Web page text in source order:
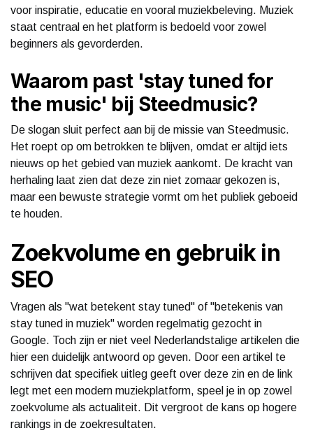
voor inspiratie, educatie en vooral muziekbeleving. Muziek
staat centraal en het platform is bedoeld voor zowel
beginners als gevorderden.
Waarom past 'stay tuned for
the music' bij Steedmusic?
De slogan sluit perfect aan bij de missie van Steedmusic.
Het roept op om betrokken te blijven, omdat er altijd iets
nieuws op het gebied van muziek aankomt. De kracht van
herhaling laat zien dat deze zin niet zomaar gekozen is,
maar een bewuste strategie vormt om het publiek geboeid
te houden.
Zoekvolume en gebruik in
SEO
Vragen als "wat betekent stay tuned" of "betekenis van
stay tuned in muziek" worden regelmatig gezocht in
Google. Toch zijn er niet veel Nederlandstalige artikelen die
hier een duidelijk antwoord op geven. Door een artikel te
schrijven dat specifiek uitleg geeft over deze zin en de link
legt met een modern muziekplatform, speel je in op zowel
zoekvolume als actualiteit. Dit vergroot de kans op hogere
rankings in de zoekresultaten.